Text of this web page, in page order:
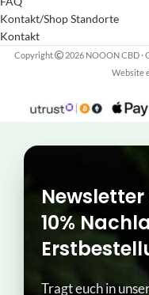
Kontakt/Shop Standorte
Kontakt
Copyright 2026 NOOON CBD ·
Website
10%
Tragt euch in